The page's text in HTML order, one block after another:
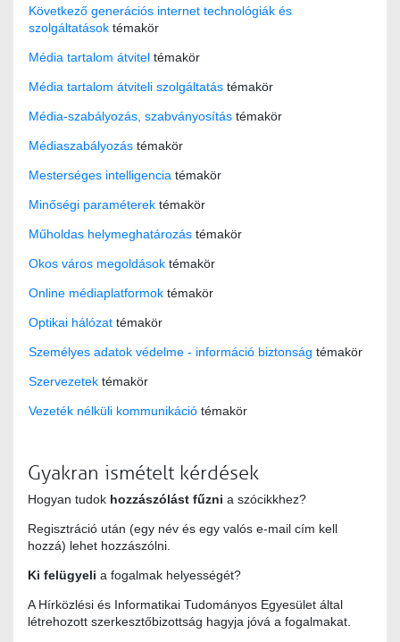
Következő generációs internet technológiák és
szolgáltatások témakör
Média tartalom átvitel témakör
Média tartalom átviteli szolgáltatás témakör
Média-szabályozás, szabványosítás témakör
Médiaszabályozás témakör
Mesterséges intelligencia témakör
Minőségi paraméterek témakör
Műholdas helymeghatározás témakör
Okos város megoldások témakör
Online médiaplatformok témakör
Optikai hálózat témakör
Személyes adatok védelme - információ biztonság témakör
Szervezetek témakör
Vezeték nélküli kommunikáció témakör
Gyakran ismételt kérdések
Hogyan tudok hozzászólást fűzni a szócikkhez?
Regisztráció után (egy név és egy valós e-mail cím kell
hozzá) lehet hozzászólni.
Ki felügyeli a fogalmak helyességét?
A Hírközlési és Informatikai Tudományos Egyesület által
létrehozott szerkesztőbizottság hagyja jóvá a fogalmakat.